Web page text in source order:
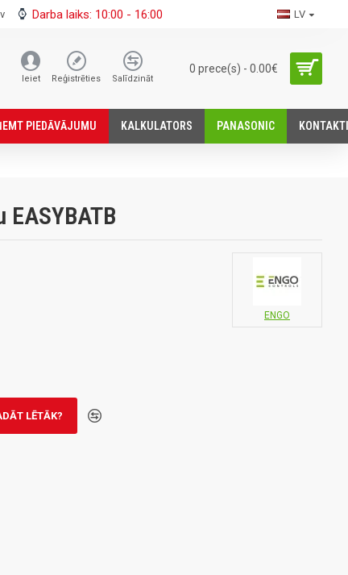
Darba laiks: 10:00 - 16:00 LV
Ieiet Reģistrēties Salīdzināt
0 prece(s) - 0.00€
PIEDĀVĀJUMU KALKULATORS PANASONIC KONTAKTI
ENGO
LĒTĀK?